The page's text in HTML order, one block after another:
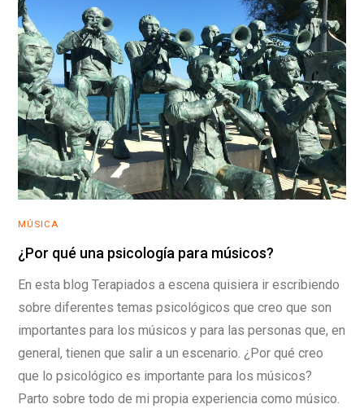
MÚSICA
¿Por qué una psicología para músicos?
En esta blog Terapiados a escena quisiera ir escribiendo
sobre diferentes temas psicológicos que creo que son
importantes para los músicos y para las personas que, en
general, tienen que salir a un escenario. ¿Por qué creo
que lo psicológico es importante para los músicos?
Parto sobre todo de mi propia experiencia como músico.